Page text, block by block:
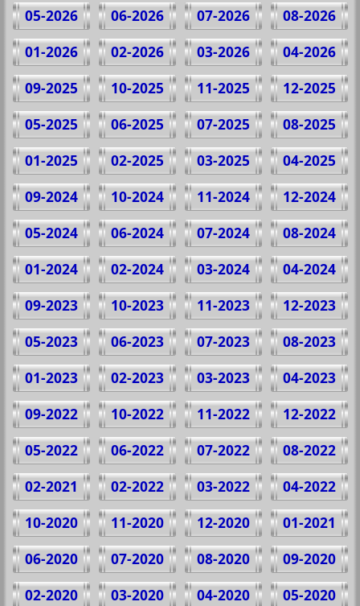
08-2026
07-2026
06-2026
05-2026
04-2026
03-2026
02-2026
01-2026
12-2025
11-2025
10-2025
09-2025
08-2025
07-2025
06-2025
05-2025
04-2025
03-2025
02-2025
01-2025
12-2024
11-2024
10-2024
09-2024
08-2024
07-2024
06-2024
05-2024
04-2024
03-2024
02-2024
01-2024
12-2023
11-2023
10-2023
09-2023
08-2023
07-2023
06-2023
05-2023
04-2023
03-2023
02-2023
01-2023
12-2022
11-2022
10-2022
09-2022
08-2022
07-2022
06-2022
05-2022
04-2022
03-2022
02-2022
02-2021
01-2021
12-2020
11-2020
10-2020
09-2020
08-2020
07-2020
06-2020
05-2020
04-2020
03-2020
02-2020